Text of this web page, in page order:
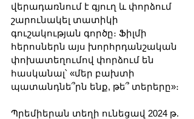
վերադառնում է գյուղ և փորձում
շարունակել տատիկի
գուշակության գործը։ Ֆիլմի
հերոսներն այս խորհրդանշական
փոխատեղումով փորձում են
հասկանալ՝ «մեր բախտի
պատանդնե՞րն ենք, թե՞ տերերը»։
Պրեմիերան տեղի ունեցավ 2024 թ.